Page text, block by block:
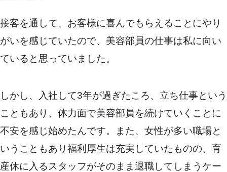
接客を通して、お客様に喜んでもらえることにやり
がいを感じていたので、美容部員の仕事は私に向い
ていると思っていました。
しかし、入社して3年が過ぎたころ、立ち仕事という
こともあり、体力面で美容部員を続けていくことに
不安を感じ始めたんです。また、女性が多い職場と
いうこともあり福利厚生は充実していたものの、育
産休に入るスタッフがそのまま退職してしまうケー